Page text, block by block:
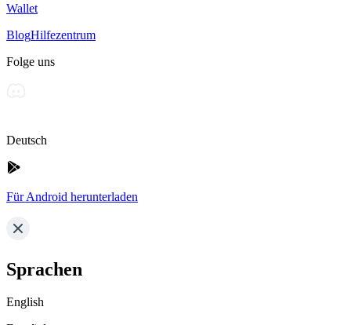
Wallet
BlogHilfezentrum
Folge uns
Deutsch
Für Android herunterladen
Sprachen
English